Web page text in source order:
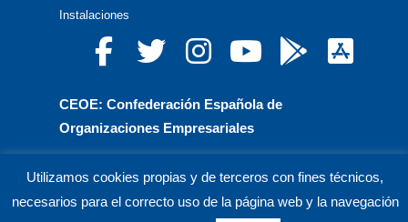
Instalaciones
CEOE: Confederación Española de
Organizaciones Empresariales
y Mediana Empresa
Utilizamos cookies propias y de terceros con fines técnicos,
necesarios para el correcto uso de la página web y la navegación